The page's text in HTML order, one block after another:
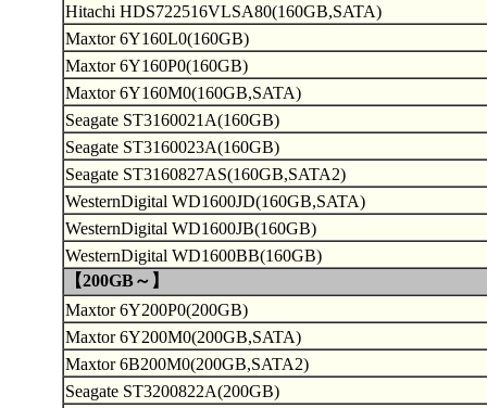
Hitachi HDS722516VLSA80(160GB,SATA)
Maxtor 6Y160L0(160GB)
Maxtor 6Y160P0(160GB)
Maxtor 6Y160M0(160GB,SATA)
Seagate ST3160021A(160GB)
Seagate ST3160023A(160GB)
Seagate ST3160827AS(160GB,SATA2)
WesternDigital WD1600JD(160GB,SATA)
WesternDigital WD1600JB(160GB)
WesternDigital WD1600BB(160GB)
【200GB～】
Maxtor 6Y200P0(200GB)
Maxtor 6Y200M0(200GB,SATA)
Maxtor 6B200M0(200GB,SATA2)
Seagate ST3200822A(200GB)